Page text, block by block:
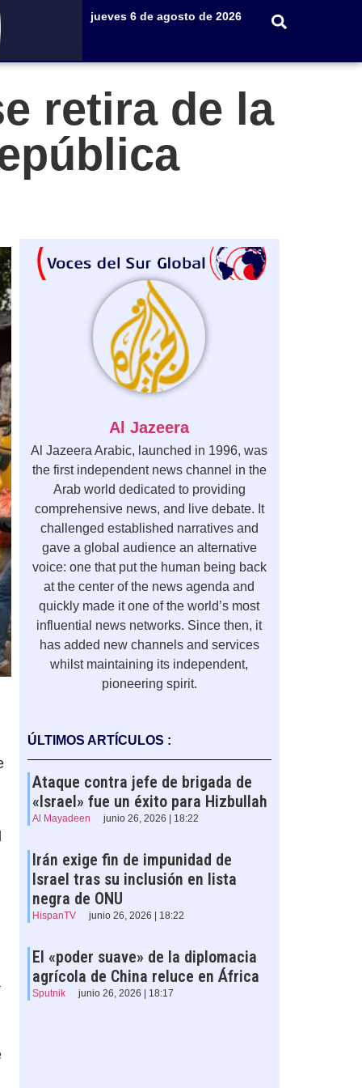
jueves 6 de agosto de 2026
retira de la
Al Jazeera
Al Jazeera Arabic, launched in 1996, was
the first independent news channel in the
Arab world dedicated to providing
comprehensive news, and live debate. It
challenged established narratives and
gave a global audience an alternative
voice: one that put the human being back
at the center of the news agenda and
quickly made it one of the world’s most
influential news networks. Since then, it
has added new channels and services
whilst maintaining its independent,
pioneering spirit.
ÚLTIMOS ARTÍCULOS :
Ataque contra jefe de brigada de
«Israel» fue un éxito para Hizbullah
Al Mayadeen junio 26, 2026 | 18:22
Irán exige fin de impunidad de
Israel tras su inclusión en lista
negra de ONU
HispanTV junio 26, 2026 | 18:22
El «poder suave» de la diplomacia
agrícola de China reluce en África
Sputnik junio 26, 2026 | 18:17